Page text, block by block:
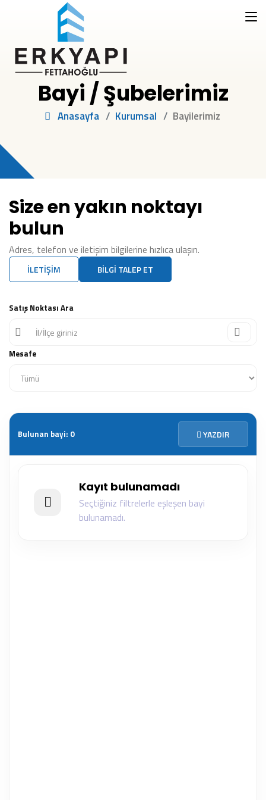
Bayi / Şubelerimiz
Anasayfa Kurumsal Bayilerimiz
Size en yakın noktayı
bulun
Adres, telefon ve iletişim bilgilerine hızlıca ulaşın.
İLETIŞIM BILGI TALEP ET
Satış Noktası Ara
Mesafe
Bulunan bayi: 0 YAZDIR
Kayıt bulunamadı
Seçtiğiniz filtrelerle eşleşen bayi
bulunamadı.